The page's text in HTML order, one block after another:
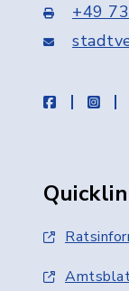
+49
facebook